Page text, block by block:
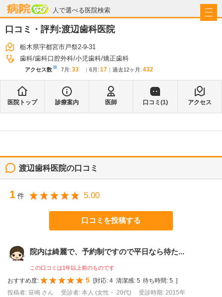
人で選べる医院検索
病院なび
口コミ・評判:渡辺歯科医院
栃木県宇都宮市戸祭2-9-31
歯科 歯科口腔外科 小児歯科 矯正歯科
アクセス数※ 7月 : 33 6月 : 17 過去12ヶ月: 432
医院トップ 診療案内 医師 口コミ(1) アクセス
渡辺歯科医院の口コミ
1 件 5.00
口コミを投稿する
院内は綺麗で、予約制ですので平日なら待た...
この口コミは1年以上前のものです
おすすめ度: 5 [対応: 4 清潔感: 5 待ち時間: 5 ]
投稿者: 笹鳴 さん
受診者: 本人 (女性・ 20代) 受診時期: 2015年